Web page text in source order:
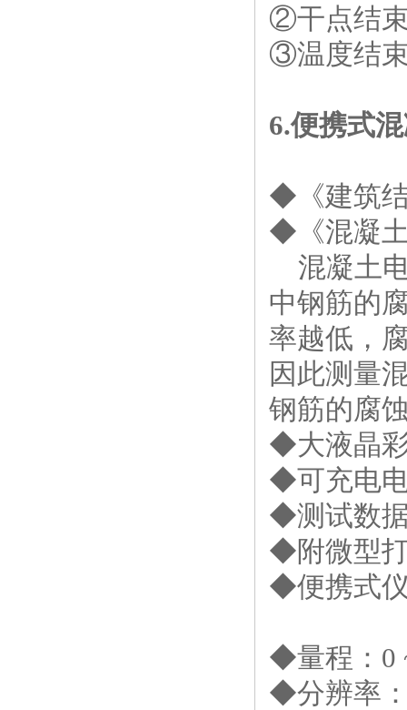
②干点结
③温度结
6.便携式
◆《建筑
◆《混凝
混凝土
中钢筋的
率越低，
因此测量
钢筋的腐
◆大液晶
◆可充电
◆测试数
◆附微型
◆便携式
◆量程： 0
◆分辨率